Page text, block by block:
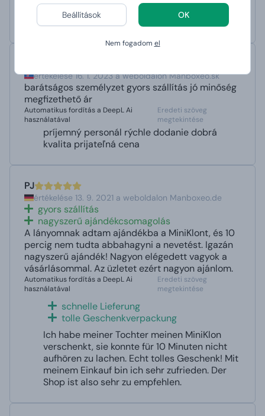
Beállítások OK
Nem fogadom el
Dovoz i zpracování bylo velmi rychlé
Doporučuji
értékelése 16. 1. 2023 a weboldalon Manboxeo.sk
barátságos személyzet gyors szállítás jó minőség
megfizethető ár
Automatikus fordítás a DeepL Ai
használatával
Eredeti szöveg
megtekintése
príjemný personál rýchle dodanie dobrá
kvalita prijateľná cena
PJ
értékelése 13. 9. 2021 a weboldalon Manboxeo.de
gyors szállítás
nagyszerű ajándékcsomagolás
A lányomnak adtam ajándékba a MiniKlont, és 10
percig nem tudta abbahagyni a nevetést. Igazán
nagyszerű ajándék! Nagyon elégedett vagyok a
vásárlásommal. Az üzletet ezért nagyon ajánlom.
Automatikus fordítás a DeepL Ai
használatával
Eredeti szöveg
megtekintése
schnelle Lieferung
tolle Geschenkverpackung
Ich habe meiner Tochter meinen MiniKlon
verschenkt, sie konnte für 10 Minuten nicht
aufhören zu lachen. Echt tolles Geschenk! Mit
meinem Einkauf bin ich sehr zufrieden. Der
Shop ist also sehr zu empfehlen.